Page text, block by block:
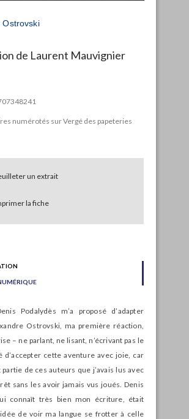
Ostrovski
de Laurent Mauvignier
numérotés sur Vergé des papeteries
un extrait
la fiche
Podalydès m’a proposé d’adapter
Ostrovski, ma première réaction,
– ne parlant, ne lisant, n’écrivant pas le
d’accepter cette aventure avec joie, car
de ces auteurs que j’avais lus avec
sans les avoir jamais vus joués. Denis
connaît très bien mon écriture, était
de voir ma langue se frotter à celle